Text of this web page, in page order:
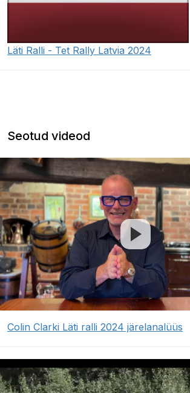
Läti Ralli - Tet Rally Latvia 2024
Seotud videod
Colin Clarki Läti ralli 2024 järelanalüüs